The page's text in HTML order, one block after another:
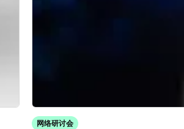
网络研讨会